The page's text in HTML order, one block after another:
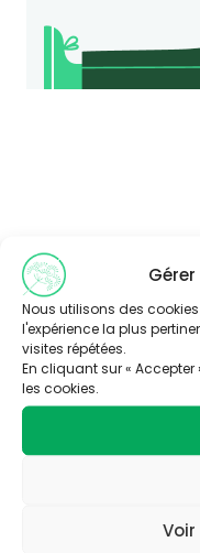
Nous utilisons des
l'expérience la plus
visites répétées.
En cliquant sur « Accepter
les cookies.